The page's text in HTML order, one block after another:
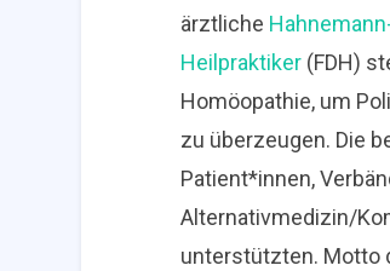
ärztliche
Heilpraktiker(FDH)
Homöopathie, um
zu überzeugen. Die
Patient*innen,
Alternativmedizin/
unterstützten. Motto